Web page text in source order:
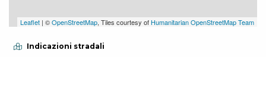
Leaflet | ©OpenStreetMap, Tiles courtesy of Humanitarian OpenStreetMap Team
Indicazioni stradali